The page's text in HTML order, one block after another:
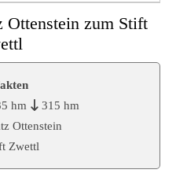
Ottenstein zum Stift
hm
315 hm
Ottenstein
Zwettl